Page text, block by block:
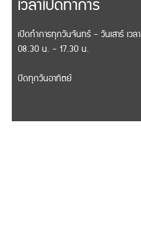
เวลาเปิดทำการ
เปิดทำการทุกวันจันทร์ – วันเสาร์ เวลา
08.30 น. – 17.30 น.
ปิดทุกวันอาทิตย์